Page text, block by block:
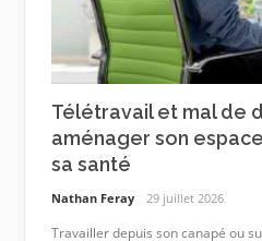
Télétravail et mal de
aménager son
sa santé
Nathan Feray 29 juillet 2026
Travailler depuis son canapé ou